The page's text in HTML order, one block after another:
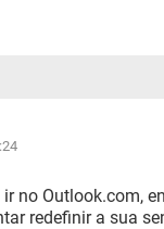
no Outlook.com,
redefinir a sua